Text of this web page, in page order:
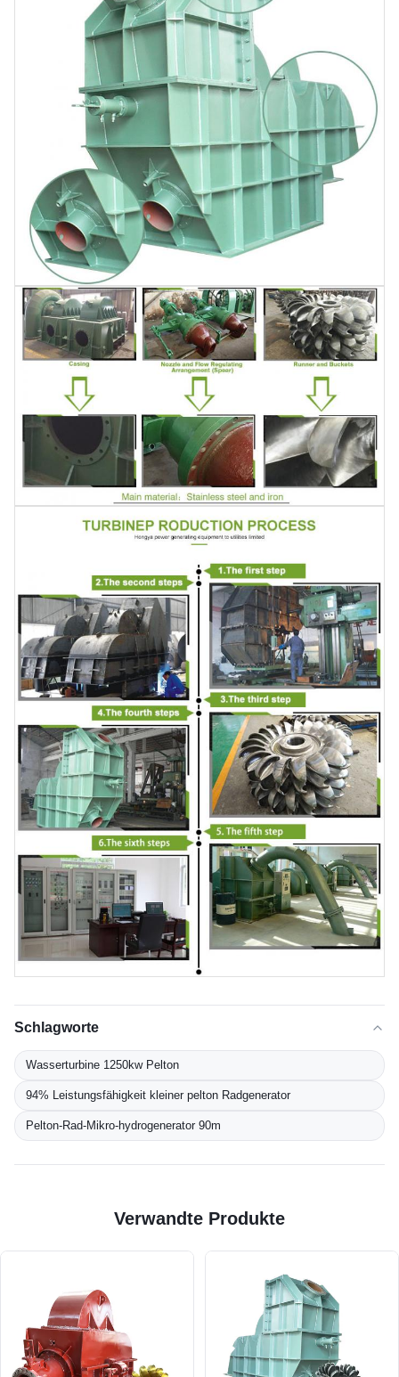
Schlagworte
Wasserturbine 1250kw Pelton
94% Leistungsfähigkeit kleiner pelton Radgenerator
Pelton-Rad-Mikro-hydrogenerator 90m
Verwandte Produkte